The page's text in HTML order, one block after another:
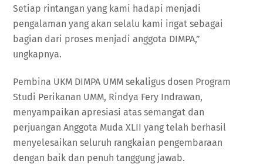
Setiap rintangan yang kami hadapi menjadi
pengalaman yang akan selalu kami ingat sebagai
bagian dari proses menjadi anggota DIMPA,”
ungkapnya.
Pembina UKM DIMPA UMM sekaligus dosen Program
Studi Perikanan UMM, Rindya Fery Indrawan,
menyampaikan apresiasi atas semangat dan
perjuangan Anggota Muda XLII yang telah berhasil
menyelesaikan seluruh rangkaian pengembaraan
dengan baik dan penuh tanggung jawab.